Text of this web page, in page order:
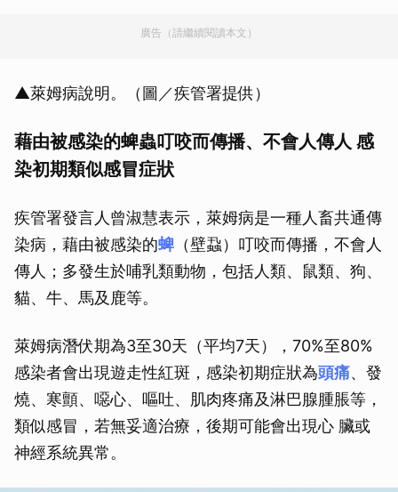
廣告（請繼續閱讀本文）
▲萊姆病說明。（圖／疾管署提供）
藉由被感染的蜱蟲叮咬而傳播、不會人傳人 感
染初期類似感冒症狀
疾管署發言人曾淑慧表示，萊姆病是一種人畜共通傳
染病，藉由被感染的蜱 （壁蝨）叮咬而傳播，不會人
傳人；多發生於哺乳類動物，包括人類、鼠類、狗、
貓、牛、馬及鹿等。
萊姆病潛伏期為3至30天（平均7天），70%至80%
感染者會出現遊走性紅斑，感染初期症狀為頭痛、發
燒、寒顫、噁心、嘔吐、肌肉疼痛及淋巴腺腫脹等，
類似感冒，若無妥適治療，後期可能會出現心 臟或
神經系統異常。